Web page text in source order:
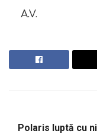
A.V.
Polaris luptă cu